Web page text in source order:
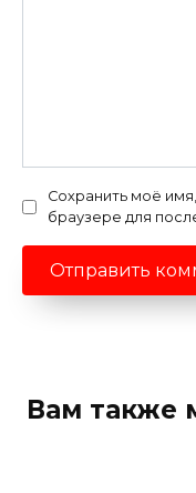
Сохранить моё
браузере для
Вам также